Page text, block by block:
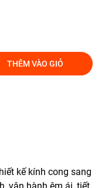
THÊM VÀO GIỎ
kế kính cong sang